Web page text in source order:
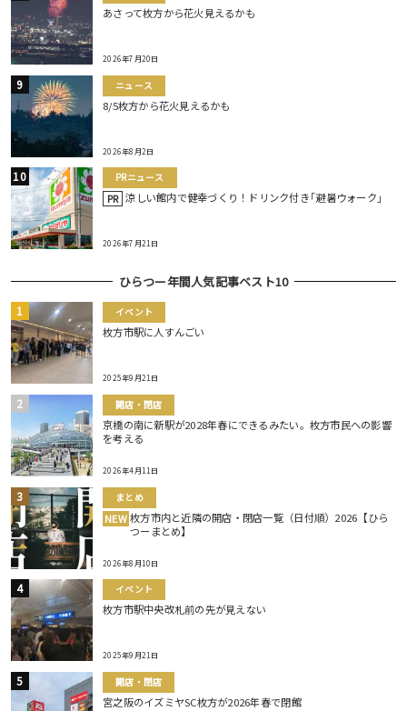
あさって枚方から花火見えるかも
2026年7月20日
ニュース
8/5枚方から花火見えるかも
2026年8月2日
PRニュース
PR 涼しい館内で健幸づくり！ドリンク付き｢避暑ウォーク｣
2026年7月21日
ひらつー年間人気記事ベスト10
イベント
枚方市駅に人すんごい
2025年9月21日
開店・閉店
京橋の南に新駅が2028年春にできるみたい。枚方市民への影響
を考える
2026年4月11日
まとめ
NEW 枚方市内と近隣の開店・閉店一覧（日付順）2026【ひら
つーまとめ】
2026年8月10日
イベント
枚方市駅中央改札前の先が見えない
2025年9月21日
開店・閉店
宮之阪のイズミヤSC枚方が2026年春で閉館